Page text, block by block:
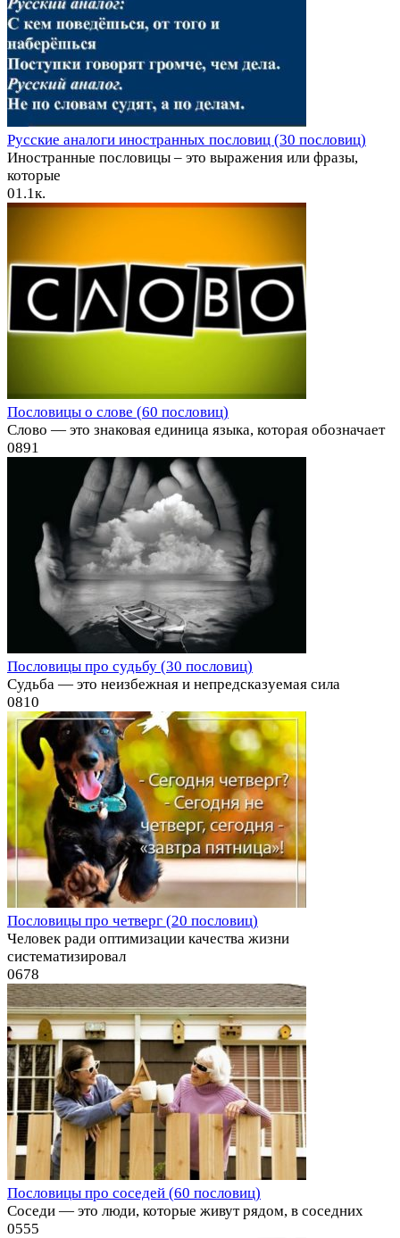
Русские аналоги иностранных пословиц (30 пословиц)
Иностранные пословицы – это выражения или фразы,
которые
01.1к.
Пословицы о слове (60 пословиц)
Слово — это знаковая единица языка, которая обозначает
0891
Пословицы про судьбу (30 пословиц)
Судьба — это неизбежная и непредсказуемая сила
0810
Пословицы про четверг (20 пословиц)
Человек ради оптимизации качества жизни
систематизировал
0678
Пословицы про соседей (60 пословиц)
Соседи — это люди, которые живут рядом, в соседних
0555